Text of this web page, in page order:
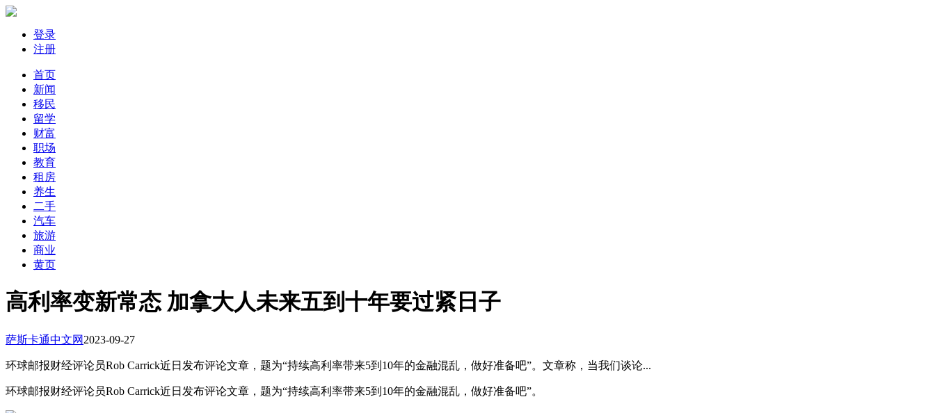
登录
注册
首页
新闻
移民
留学
财富
职场
教育
租房
养生
二手
汽车
旅游
商业
黄页
高利率变新常态 加拿大人未来五到十年要过紧日子
萨斯卡通中文网 2023-09-27
环球邮报财经评论员Rob Carrick近日发布评论文章，题为“持续高利率带来5到10年的金融混乱，做好准备吧”。文章称，当我们谈论...
环球邮报财经评论员Rob Carrick近日发布评论文章，题为“持续高利率带来5到10年的金融混乱，做好准备吧”。